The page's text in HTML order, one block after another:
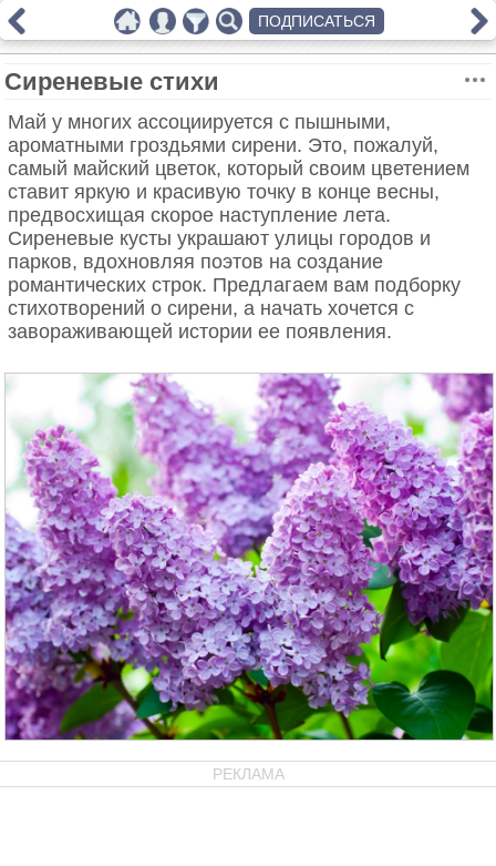
Сиреневые стихи
Май у многих ассоциируется с пышными,
ароматными гроздьями сирени. Это, пожалуй,
самый майский цветок, который своим цветением
ставит яркую и красивую точку в конце весны,
предвосхищая скорое наступление лета.
Сиреневые кусты украшают улицы городов и
парков, вдохновляя поэтов на создание
романтических строк. Предлагаем вам подборку
стихотворений о сирени, а начать хочется с
завораживающей истории ее появления.
РЕКЛАМА
ПОДПИСАТЬСЯ